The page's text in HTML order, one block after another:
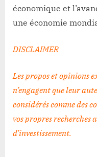
économique et
une économie
DISCLAIMER
Les propos et opinions
n’engagent que leur
considérés comme des
vos propres recherches
d’investissement.